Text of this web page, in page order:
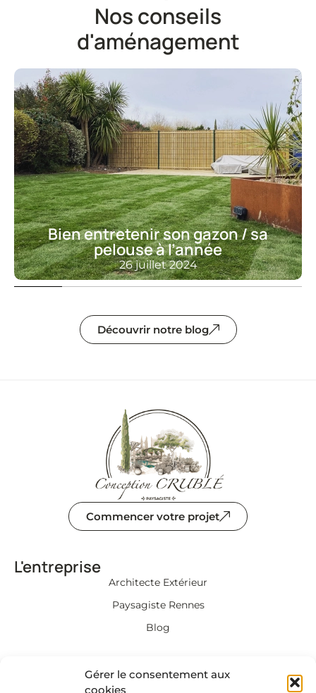
Gérer le consentement aux
cookies
Nos conseils
d'aménagement
Bien entretenir son gazon / sa
pelouse à l’année
26 juillet 2024
Découvrir notre blog
Commencer votre projet
L'entreprise
Architecte Extérieur
Paysagiste Rennes
Blog
Informations
Mentions légales et